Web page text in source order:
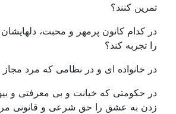
تمرین کنند؟
در کدام کانون پرمهر و محبت،
را تجربه کند؟
در خانواده ای و در نظامی که مرد
در حکومتی که خیانت و بی معرفتی و
زدن به عشق را حق شرعی و قانونی